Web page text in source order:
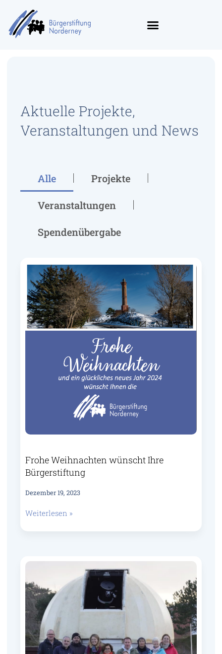
Aktuelle Projekte,
Veranstaltungen und News
Alle Projekte
Veranstaltungen
Spendenübergabe
Frohe Weihnachten wünscht Ihre
Bürgerstiftung
Dezember 19, 2023
Weiterlesen »